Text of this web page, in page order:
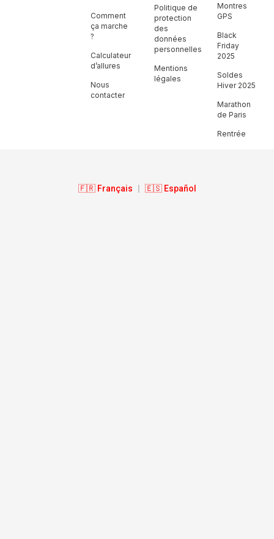
Comment
ça marche
?
Calculateur
d’allures
Nous
contacter
Politique de
protection
des
données
personnelles
Mentions
légales
Montres
GPS
Black
Friday
2025
Soldes
Hiver 2025
Marathon
de Paris
Rentrée
🇫🇷 Français 🇪🇸 Español